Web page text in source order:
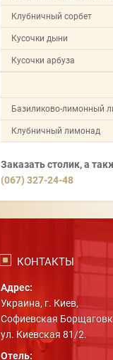
Клубничный сорбет
Кусочки дыни
Кусочки арбуза
Базиликово-лимонный
Клубничный лимонад
Заказать столик, а
(067) 327-24-48
КОНТАКТЫ
Адрес:
Украина, г. Киев,
Софиевская
ул. Киевская 81/2.
Отель: